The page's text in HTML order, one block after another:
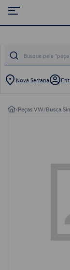
Nova Serrana
/Peças VW/Busca